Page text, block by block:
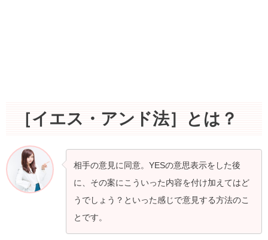
［イエス・アンド法］とは？
相手の意見に同意。YESの意思表示をした後
に、その案にこういった内容を付け加えてはど
うでしょう？といった感じで意見する方法のこ
とです。